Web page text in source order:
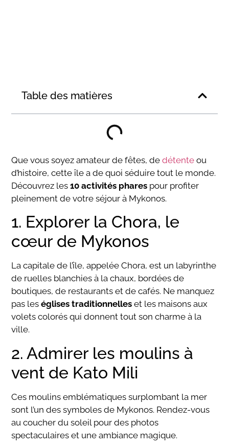
Table des matières
Que vous soyez amateur de fêtes, dedétente ou
d’histoire, cette île a de quoi séduire tout le monde.
Découvrez les10 activités phares pour profiter
pleinement de votre séjour à Mykonos.
1. Explorer la Chora, le
cœur de Mykonos
La capitale de l’île, appelée Chora, est un labyrinthe
de ruelles blanchies à la chaux, bordées de
boutiques, de restaurants et de cafés. Ne manquez
pas leséglises traditionnelles et les maisons aux
volets colorés qui donnent tout son charme à la
ville.
2. Admirer les moulins à
vent de Kato Mili
Ces moulins emblématiques surplombant la mer
sont l’un des symboles de Mykonos. Rendez-vous
au coucher du soleil pour des photos
spectaculaires et une ambiance magique.